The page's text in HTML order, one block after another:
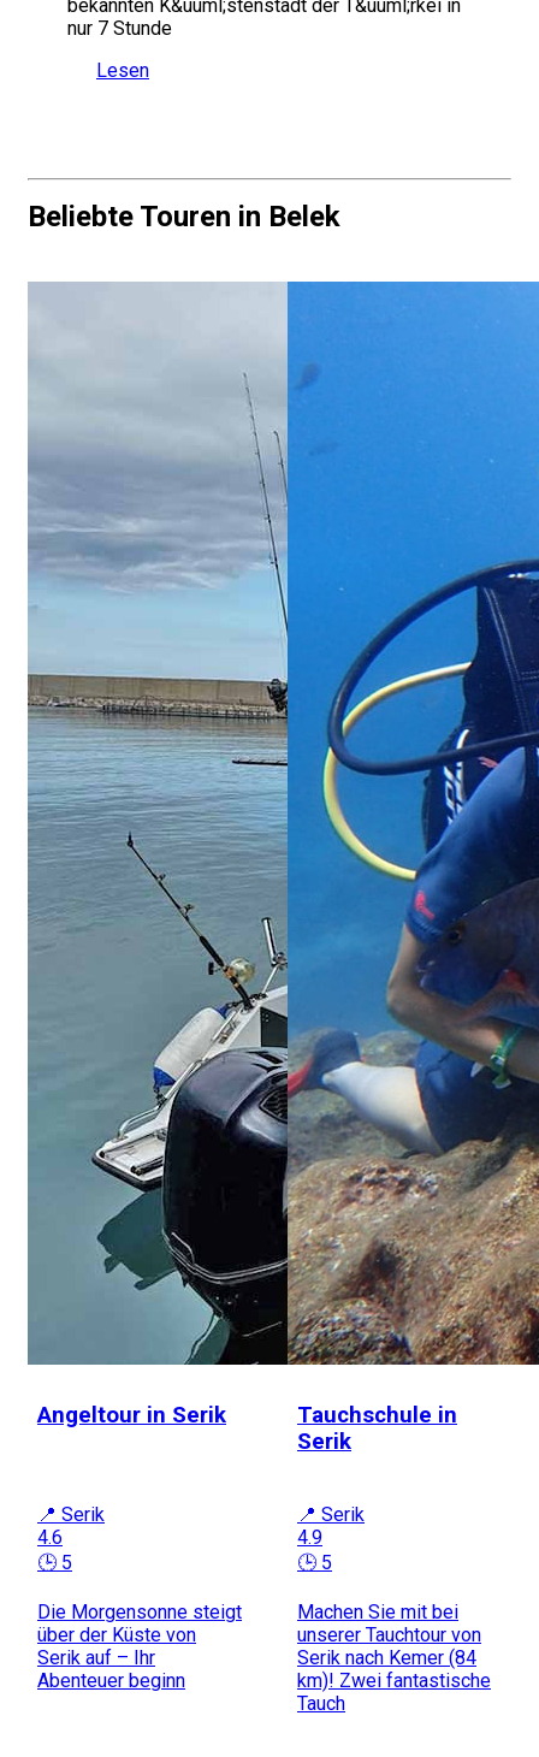
bekannten K&uuml;stenstadt der T&uuml;rkei in
nur 7 Stunde
Lesen
Beliebte Touren in Belek
Angeltour in Serik
📍 Serik
4.6
🕒 5
Die Morgensonne steigt
über der Küste von
Serik auf – Ihr
Abenteuer beginn
Tauchschule in
Serik
📍 Serik
4.9
🕒 5
Machen Sie mit bei
unserer Tauchtour von
Serik nach Kemer (84
km)! Zwei fantastische
Tauch